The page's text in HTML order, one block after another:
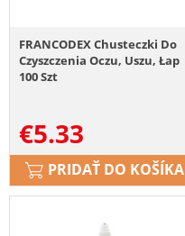
FRANCODEX Chusteczki Do
Czyszczenia Oczu, Uszu, Łap
100 Szt
€5.33
PRIDAŤ DO KOŠÍKA